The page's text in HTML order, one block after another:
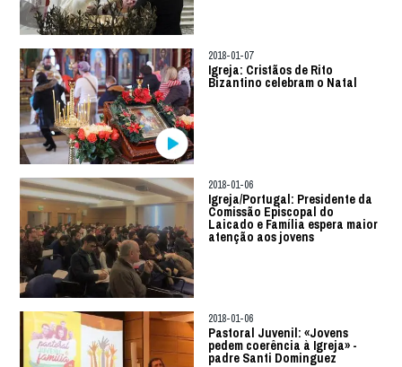
2018-01-07
Igreja: Cristãos de Rito
Bizantino celebram o Natal
2018-01-06
Igreja/Portugal: Presidente da
Comissão Episcopal do
Laicado e Família espera maior
atenção aos jovens
2018-01-06
Pastoral Juvenil: «Jovens
pedem coerência à Igreja» -
padre Santi Dominguez